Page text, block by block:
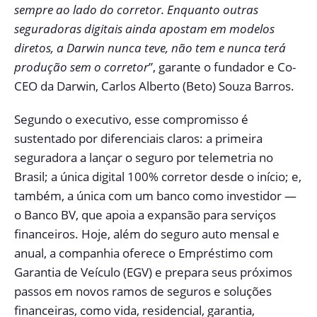
sempre ao lado do corretor. Enquanto outras
seguradoras digitais ainda apostam em modelos
diretos, a Darwin nunca teve, não tem e nunca terá
produção sem o corretor”, garante o fundador e Co-
CEO da Darwin, Carlos Alberto (Beto) Souza Barros.
Segundo o executivo, esse compromisso é
sustentado por diferenciais claros: a primeira
seguradora a lançar o seguro por telemetria no
Brasil; a única digital 100% corretor desde o início; e,
também, a única com um banco como investidor —
o Banco BV, que apoia a expansão para serviços
financeiros. Hoje, além do seguro auto mensal e
anual, a companhia oferece o Empréstimo com
Garantia de Veículo (EGV) e prepara seus próximos
passos em novos ramos de seguros e soluções
financeiras, como vida, residencial, garantia,